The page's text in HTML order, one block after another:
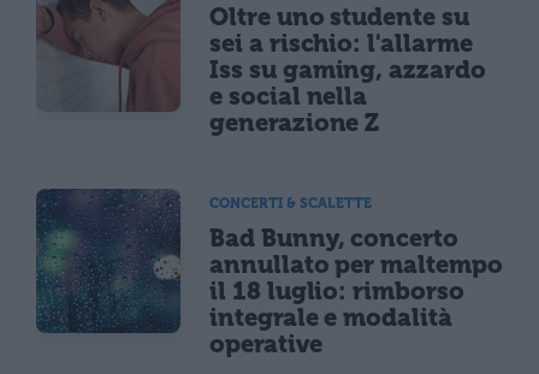
Oltre uno studente su
sei a rischio: l'allarme
Iss su gaming, azzardo
e social nella
generazione Z
CONCERTI & SCALETTE
Bad Bunny, concerto
annullato per maltempo
il 18 luglio: rimborso
integrale e modalità
operative